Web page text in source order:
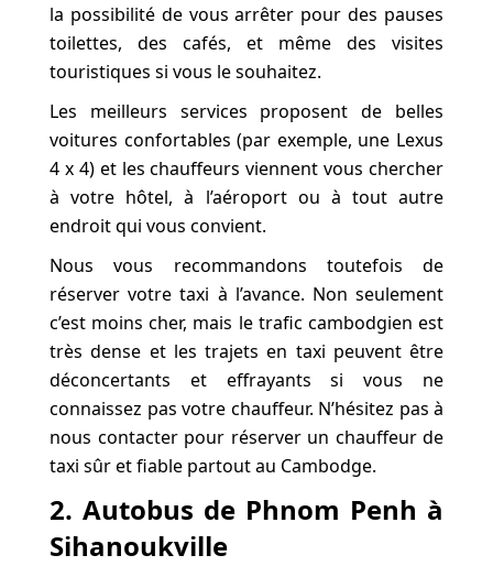
la possibilité de vous arrêter pour des pauses
toilettes, des cafés, et même des visites
touristiques si vous le souhaitez.
Les meilleurs services proposent de belles
voitures confortables (par exemple, une Lexus
4 x 4) et les chauffeurs viennent vous chercher
à votre hôtel, à l’aéroport ou à tout autre
endroit qui vous convient.
Nous vous recommandons toutefois de
réserver votre taxi à l’avance. Non seulement
c’est moins cher, mais le trafic cambodgien est
très dense et les trajets en taxi peuvent être
déconcertants et effrayants si vous ne
connaissez pas votre chauffeur. N’hésitez pas à
nous contacter pour réserver un chauffeur de
taxi sûr et fiable partout au Cambodge.
2. Autobus de Phnom Penh à
Sihanoukville